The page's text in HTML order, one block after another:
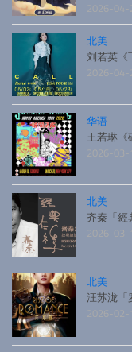
2026-04-
北美
刘若英《
2026-04-
华语
王若琳《
2026-03-
北美
齐秦「經
2026-03-
北美
汪苏泷「
2026-02-